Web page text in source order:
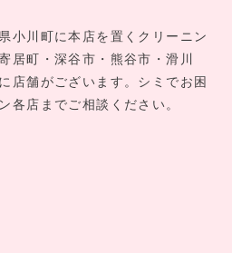
小川町に本店を置くクリーニン
居町・深谷市・熊谷市・滑川
店舗がございます。シミでお困
各店までご相談ください。